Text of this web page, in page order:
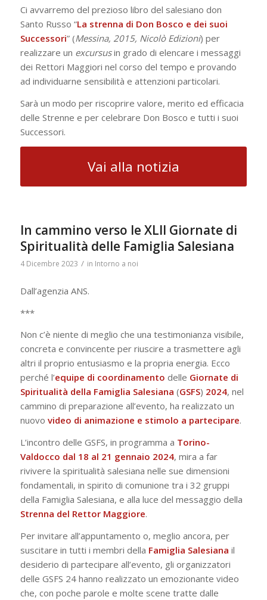
Ci avvarremo del prezioso libro del salesiano don
Santo Russo “La strenna di Don Bosco e dei suoi
Successori” (Messina, 2015, Nicolò Edizioni) per
realizzare un excursusin grado di elencare i messaggi
dei Rettori Maggiori nel corso del tempo e provando
ad individuarne sensibilità e attenzioni particolari.
Sarà un modo per riscoprire valore, merito ed efficacia
delle Strenne e per celebrare Don Bosco e tutti i suoi
Successori.
Vai alla notizia
In cammino verso le XLII Giornate di
Spiritualità delle Famiglia Salesiana
4 Dicembre 2023 / in Intorno a noi
Dall’agenzia ANS.
***
Non c’è niente di meglio che una testimonianza visibile,
concreta e convincente per riuscire a trasmettere agli
altri il proprio entusiasmo e la propria energia. Ecco
perché l’equipe di coordinamento delle Giornate di
Spiritualità della Famiglia Salesiana (GSFS) 2024, nel
cammino di preparazione all’evento, ha realizzato un
nuovo video di animazione e stimolo a partecipare.
L’incontro delle GSFS, in programma a Torino-
Valdocco dal 18 al 21 gennaio 2024, mira a far
rivivere la spiritualità salesiana nelle sue dimensioni
fondamentali, in spirito di comunione tra i 32 gruppi
della Famiglia Salesiana, e alla luce del messaggio della
Strenna del Rettor Maggiore.
Per invitare all’appuntamento o, meglio ancora, per
suscitare in tutti i membri della Famiglia Salesiana il
desiderio di partecipare all’evento, gli organizzatori
delle GSFS 24 hanno realizzato un emozionante video
che, con poche parole e molte scene tratte dalle